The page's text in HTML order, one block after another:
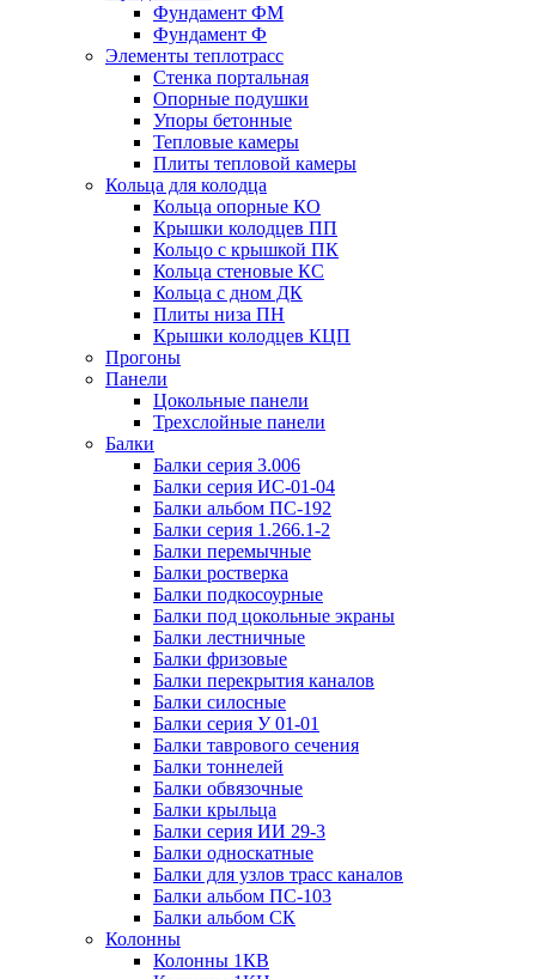
Фyндамент ФМ
Фyндамент Ф
Элементы теплотрасс
Стенка портальная
Опорные подушки
Упоры бетонные
Тепловые камеры
Плиты тепловой камеры
Кольца для колодца
Кольца опорные КО
Крышки колодцев ПП
Кольцо с крышкой ПК
Кольца стеновые КС
Кольца с дном ДК
Плиты низа ПН
Крышки колодцев КЦП
Прогоны
Панели
Цокольные панели
Трехслойные панели
Балки
Балки серия 3.006
Балки серия ИС-01-04
Балки альбом ПС-192
Балки серия 1.266.1-2
Балки перемычные
Балки ростверка
Балки подкосоурные
Балки под цокольные экраны
Балки лестничные
Балки фризовые
Балки перекрытия каналов
Балки силосные
Балки серия У 01-01
Балки таврового сечения
Балки тоннелей
Балки обвязочные
Балки крыльца
Балки серия ИИ 29-3
Балки односкатные
Балки для узлов трасс каналов
Балки альбом ПС-103
Балки альбом СК
Колонны
Колонны 1КВ